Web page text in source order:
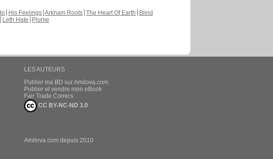
His Feelings Arkham Roots The Heart Of Earth
Blind
Leth Hate
Plume
LES AUTEURS
Publier ma BD sur Amilova.com
Publier et vendre mon eBook
Fair Trade Comics
CC BY-NC-ND 3.0
Amilova.com depuis 2010